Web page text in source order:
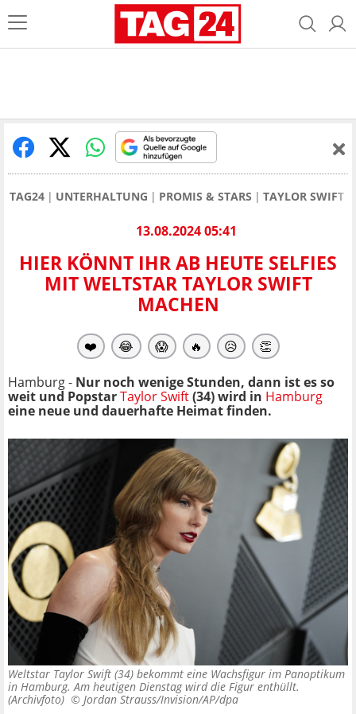
TAG24 UNTERHALTUNG PROMIS & STARS TAYLOR SWIFT
13.08.2024 05:41
HIER KÖNNT IHR AB HEUTE SELFIES
MIT WELTSTAR TAYLOR SWIFT
MACHEN
❤️ 😂 😱 🔥 😥 👏
Hamburg - Nur noch wenige Stunden, dann ist es so
weit und PopstarTaylor Swift(34) wird in Hamburg
eine neue und dauerhafte Heimat finden.
Weltstar Taylor Swift (34) bekommt eine Wachsfigur im Panoptikum
in Hamburg. Am heutigen Dienstag wird die Figur enthüllt.
(Archivfoto) © Jordan Strauss/Invision/AP/dpa